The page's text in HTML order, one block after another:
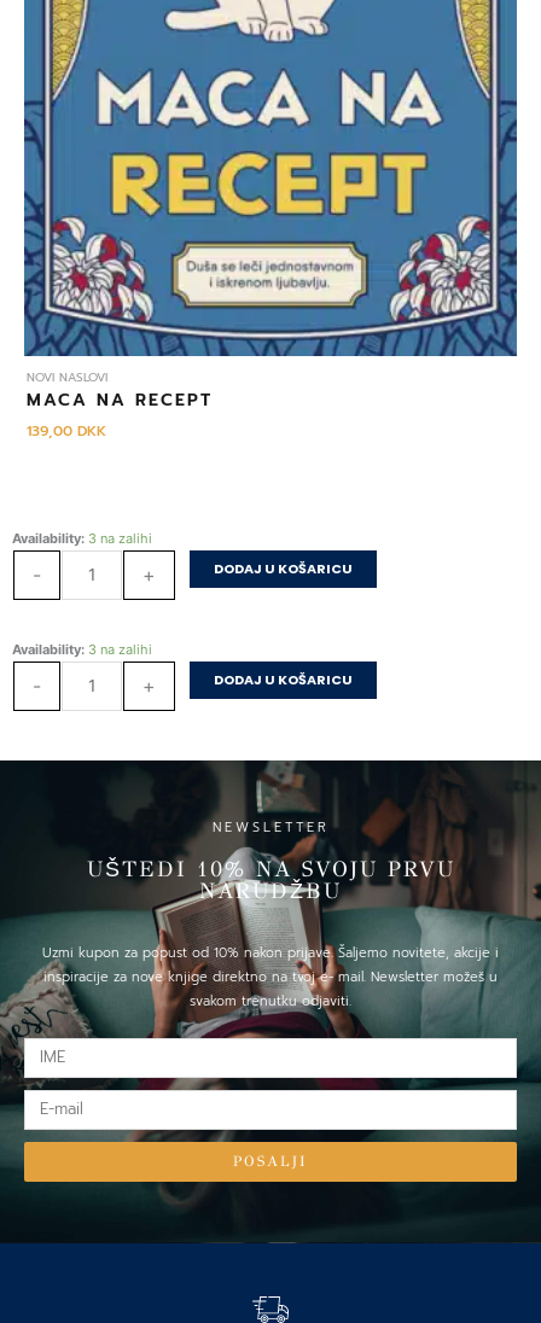
NOVI NASLOVI
MACA NA RECEPT
139,00DKK
Availability: 3 na zalihi
-
PITAJTE
+ DODAJ U KOŠARICU
Availability: 3 na zalihi
-
PITAJTE
+ DODAJ U KOŠARICU
NEWSLETTER
UŠTEDI 10% NA SVOJU PRVU
NARUDŽBU
Uzmi kupon za popust od 10% nakon prijave. Šaljemo novitete, akcije i
inspiracije za nove knjige direktno na tvoj e- mail. Newsletter možeš u
svakom trenutku odjaviti.
IME
E-
mail
POSALJI